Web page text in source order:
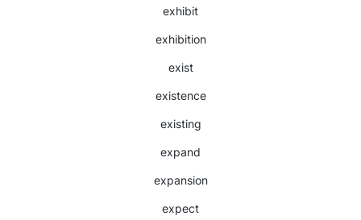
exhibit
exhibition
exist
existence
existing
expand
expansion
expect